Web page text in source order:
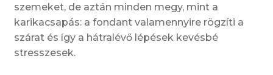
szemeket, de aztán minden megy, mint a
karikacsapás: a fondant valamennyire rögzíti a
szárat és így a hátralévő lépések kevésbé
stresszesek.